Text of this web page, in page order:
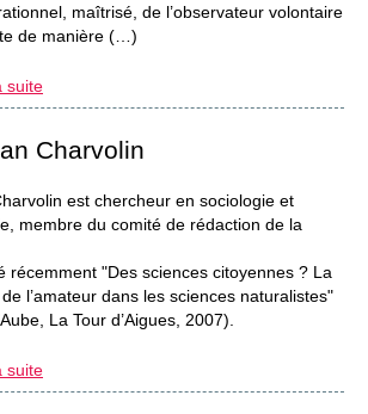
maîtrisé, de l’observateur volontaire
de manière (…)
suite
Charvolin
est chercheur en sociologie et
membre du comité de rédaction de la
récemment "Des sciences citoyennes ? La
l’amateur dans les sciences naturalistes"
La Tour d’Aigues, 2007).
suite